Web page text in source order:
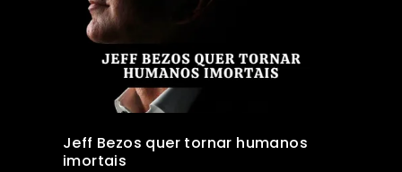
Jeff Bezos quer tornar humanos
imortais